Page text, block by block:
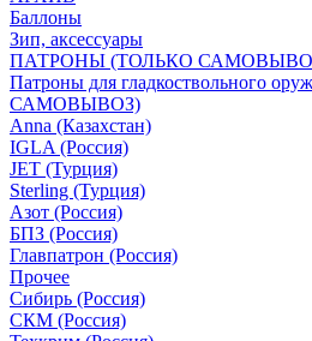
Баллоны
Зип, аксессуары
ПАТРОНЫ (ТОЛЬКО
Патроны для гладкоствольного
САМОВЫВОЗ)
Anna (Казахстан)
IGLA (Россия)
JET (Турция)
Sterling (Турция)
Азот (Россия)
БПЗ (Россия)
Главпатрон (Россия)
Прочее
Сибирь (Россия)
СКМ (Россия)